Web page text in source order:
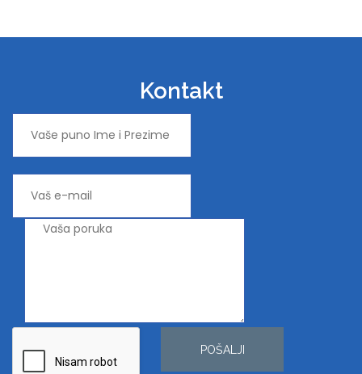
Kontakt
POŠALJI